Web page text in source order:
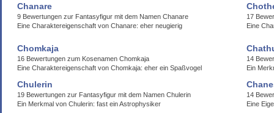
Chanare
9 Bewertungen zur Fantasyfigur mit dem Namen Chanare
Eine Charaktereigenschaft von Chanare: eher neugierig
17
Eine
Chomkaja
16 Bewertungen zum Kosenamen Chomkaja
Eine Charaktereigenschaft von Chomkaja: eher ein Spaßvogel
14
Ein
Chulerin
19 Bewertungen zur Fantasyfigur mit dem Namen Chulerin
Ein Merkmal von Chulerin: fast ein Astrophysiker
14
Eine